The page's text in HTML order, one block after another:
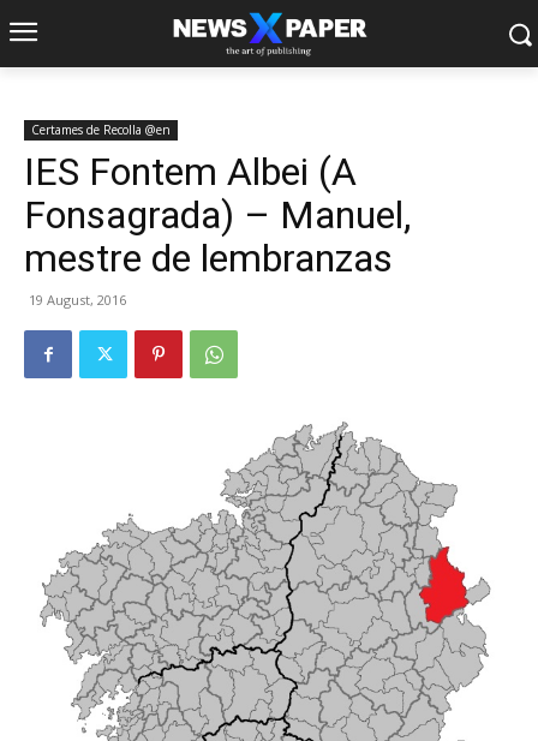
Certames de Recolla @en
IES Fontem Albei (A
Fonsagrada) – Manuel,
mestre de lembranzas
19 August, 2016